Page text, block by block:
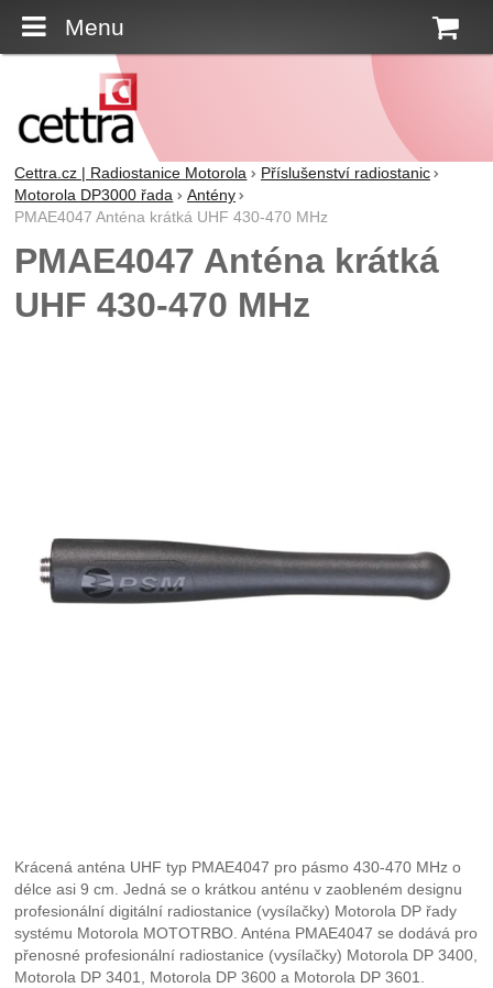
Menu
Cettra.cz | Radiostanice Motorola
Příslušenství radiostanic
Motorola DP3000 řada
Antény
PMAE4047 Anténa krátká UHF 430-470 MHz
PMAE4047 Anténa krátká
UHF 430-470 MHz
Krácená anténa UHF typ PMAE4047 pro pásmo 430-470 MHz o
délce asi 9 cm. Jedná se o krátkou anténu v zaobleném designu
profesionální digitální radiostanice (vysílačky) Motorola DP řady
systému Motorola MOTOTRBO. Anténa PMAE4047 se dodává pro
přenosné profesionální radiostanice (vysílačky) Motorola DP 3400,
Motorola DP 3401, Motorola DP 3600 a Motorola DP 3601.